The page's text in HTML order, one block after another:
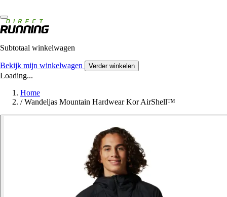
Subtotaal winkelwagen
Bekijk mijn winkelwagen Verder winkelen
Loading...
Home
/ Wandeljas Mountain Hardwear Kor AirShell™